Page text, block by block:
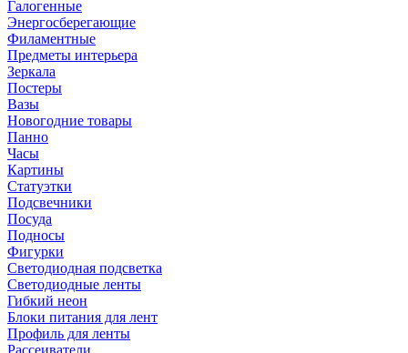
Галогенные
Энергосберегающие
Филаментные
Предметы интерьера
Зеркала
Постеры
Вазы
Новогодние товары
Панно
Часы
Картины
Статуэтки
Подсвечники
Посуда
Подносы
Фигурки
Светодиодная подсветка
Светодиодные ленты
Гибкий неон
Блоки питания для лент
Профиль для ленты
Рассеиватели